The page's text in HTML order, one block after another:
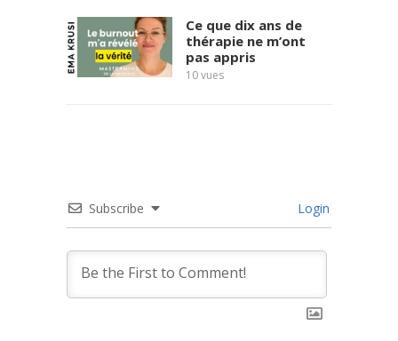
Ce que dix ans de
thérapie ne m’ont
pas appris
10vues
Subscribe Login